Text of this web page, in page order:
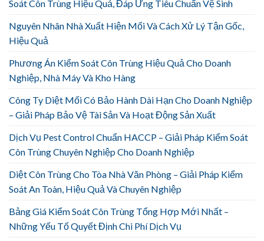
Soát Côn Trùng Hiệu Quả, Đáp Ứng Tiêu Chuẩn Vệ Sinh
Nguyên Nhân Nhà Xuất Hiện Mối Và Cách Xử Lý Tận Gốc,
Hiệu Quả
Phương Án Kiểm Soát Côn Trùng Hiệu Quả Cho Doanh
Nghiệp, Nhà Máy Và Kho Hàng
Công Ty Diệt Mối Có Bảo Hành Dài Hạn Cho Doanh Nghiệp
– Giải Pháp Bảo Vệ Tài Sản Và Hoạt Động Sản Xuất
Dịch Vụ Pest Control Chuẩn HACCP – Giải Pháp Kiểm Soát
Côn Trùng Chuyên Nghiệp Cho Doanh Nghiệp
Diệt Côn Trùng Cho Tòa Nhà Văn Phòng – Giải Pháp Kiểm
Soát An Toàn, Hiệu Quả Và Chuyên Nghiệp
Bảng Giá Kiểm Soát Côn Trùng Tổng Hợp Mới Nhất –
Những Yếu Tố Quyết Định Chi Phí Dịch Vụ